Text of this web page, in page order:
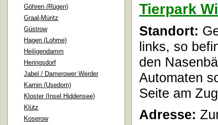
Göhren (Rügen)
Graal-Müritz
Güstrow
Hagen (Lohme)
Heiligendamm
Heringsdorf
Jabel / Damerower Werder
Karnin (Usedom)
Kloster (Insel Hiddensee)
Klütz
Koserow
Tierpark
Standort:
links, so
den
Automaten
Seite am
Adresse: